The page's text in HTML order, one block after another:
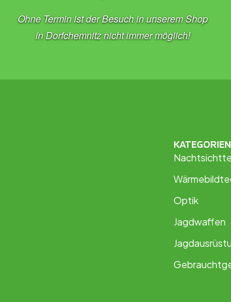
Ohne Termin ist der Besuch in unserem Shop
in Dorfchemnitz nicht immer möglich!
KATEGORIEN
Optik
Jagdwaffen